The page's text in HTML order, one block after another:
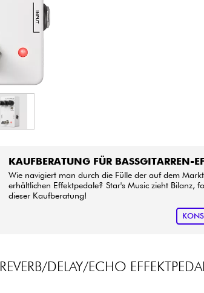
KAUFBERATUNG FÜR BASSGITARREN-
Wie navigiert man durch die Fülle der auf dem Markt
erhältlichen Effektpedale? Star's Music zieht Bilanz,
dieser Kaufberatung!
REVERB/DELAY/ECHO EFFEKTPEDAL